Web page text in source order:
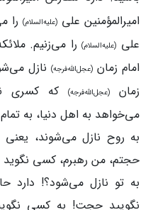
امیرالمؤمنین علی(علیه‌السلام) را
علی (علیه‌السلام)را می‌زنیم.
امام زمان (عجل‌الله‌فرجه)نازل
زمان
(عجل‌الله‌فرجه)
که کسری
می‌خواهد به اهل دنیا، به
به روح نازل می‌شوند،
حجتم، من رهبرم، کسی نگوید
به تو نازل می‌شود؟! دارد
نگویید حجت! به کسی